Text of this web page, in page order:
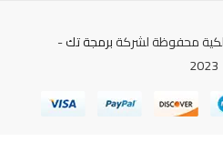
برمجة تك-
2023